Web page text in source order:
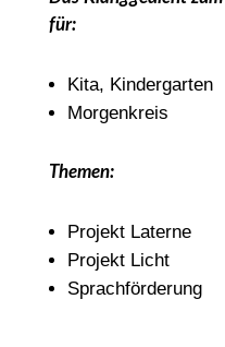
für:
Kita, Kindergarten
Morgenkreis
Themen:
Projekt Laterne
Projekt Licht
Sprachförderung